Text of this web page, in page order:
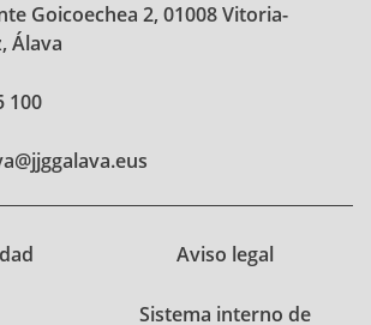
Goicoechea 2, 01008 Vitoria-
Álava
100
Aviso legal
Sistema interno de